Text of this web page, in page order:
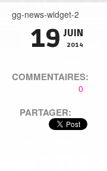
gg-news-widget-2
19 JUIN
2014
COMMENTAIRES:
0
PARTAGER: